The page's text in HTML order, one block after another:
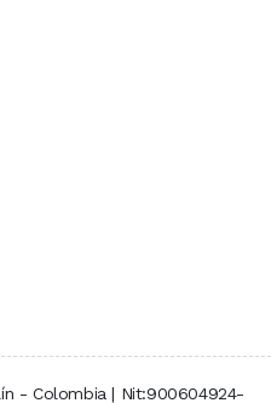
- Colombia | Nit:900604924-